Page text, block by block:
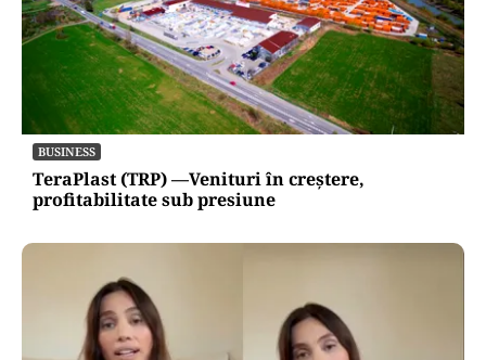
BUSINESS
TeraPlast (TRP) —Venituri în creștere,
profitabilitate sub presiune